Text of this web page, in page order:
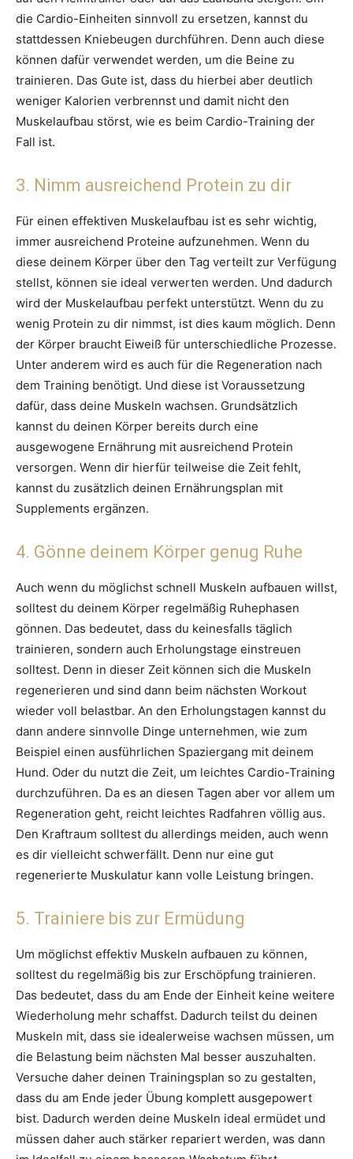
die Cardio-Einheiten sinnvoll zu ersetzen, kannst du
stattdessen Kniebeugen durchführen. Denn auch diese
können dafür verwendet werden, um die Beine zu
trainieren. Das Gute ist, dass du hierbei aber deutlich
weniger Kalorien verbrennst und damit nicht den
Muskelaufbau störst, wie es beim Cardio-Training der
Fall ist.
3. Nimm ausreichend Protein zu dir
Für einen effektiven Muskelaufbau ist es sehr wichtig,
immer ausreichend Proteine aufzunehmen. Wenn du
diese deinem Körper über den Tag verteilt zur Verfügung
stellst, können sie ideal verwerten werden. Und dadurch
wird der Muskelaufbau perfekt unterstützt. Wenn du zu
wenig Protein zu dir nimmst, ist dies kaum möglich. Denn
der Körper braucht Eiweiß für unterschiedliche Prozesse.
Unter anderem wird es auch für die Regeneration nach
dem Training benötigt. Und diese ist Voraussetzung
dafür, dass deine Muskeln wachsen. Grundsätzlich
kannst du deinen Körper bereits durch eine
ausgewogene Ernährung mit ausreichend Protein
versorgen. Wenn dir hierfür teilweise die Zeit fehlt,
kannst du zusätzlich deinen Ernährungsplan mit
Supplements ergänzen.
4. Gönne deinem Körper genug Ruhe
Auch wenn du möglichst schnell Muskeln aufbauen willst,
solltest du deinem Körper regelmäßig Ruhephasen
gönnen. Das bedeutet, dass du keinesfalls täglich
trainieren, sondern auch Erholungstage einstreuen
solltest. Denn in dieser Zeit können sich die Muskeln
regenerieren und sind dann beim nächsten Workout
wieder voll belastbar. An den Erholungstagen kannst du
dann andere sinnvolle Dinge unternehmen, wie zum
Beispiel einen ausführlichen Spaziergang mit deinem
Hund. Oder du nutzt die Zeit, um leichtes Cardio-Training
durchzuführen. Da es an diesen Tagen aber vor allem um
Regeneration geht, reicht leichtes Radfahren völlig aus.
Den Kraftraum solltest du allerdings meiden, auch wenn
es dir vielleicht schwerfällt. Denn nur eine gut
regenerierte Muskulatur kann volle Leistung bringen.
5. Trainiere bis zur Ermüdung
Um möglichst effektiv Muskeln aufbauen zu können,
solltest du regelmäßig bis zur Erschöpfung trainieren.
Das bedeutet, dass du am Ende der Einheit keine weitere
Wiederholung mehr schaffst. Dadurch teilst du deinen
Muskeln mit, dass sie idealerweise wachsen müssen, um
die Belastung beim nächsten Mal besser auszuhalten.
Versuche daher deinen Trainingsplan so zu gestalten,
dass du am Ende jeder Übung komplett ausgepowert
bist. Dadurch werden deine Muskeln ideal ermüdet und
müssen daher auch stärker repariert werden, was dann